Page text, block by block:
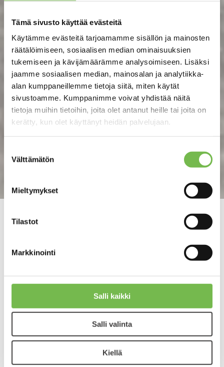
Tämä sivusto käyttää evästeitä
Käytämme evästeitä tarjoamamme sisällön ja mainosten
räätälöimiseen, sosiaalisen median ominaisuuksien
tukemiseen ja kävijämäärämme analysoimiseen. Lisäksi
jaamme sosiaalisen median, mainosalan ja analytiikka-
alan kumppaneillemme tietoja siitä, miten käytät
sivustoamme. Kumppanimme voivat yhdistää näitä
tietoja muihin tietoihin, joita olet antanut heille tai joita on
kerätty, kun olet käyttänyt heidän palvelujaan.
valinta
Välttämätön
Mieltymykset
Tilastot
Markkinointi
Salli kaikki
Salli valinta
Kiellä
Yhteystiedot
Otamme mielellämme vastaan palautetta niin P-
taloista kuin kadunvarsipysäköinnistä.
aiheissa tavoitat asiakaspalvelumme 24/7
puhelimitse numerosta020 743 6830
kiireellisissä aiheissa voit hyödyntää esimerkiksi oheista